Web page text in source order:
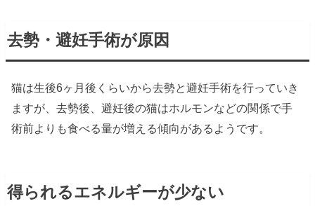
去勢・避妊手術が原因
猫は生後6ヶ月後くらいから去勢と避妊手術を行っていき
ますが、去勢後、避妊後の猫はホルモンなどの関係で手
術前よりも食べる量が増える傾向があるようです。
得られるエネルギーが少ない